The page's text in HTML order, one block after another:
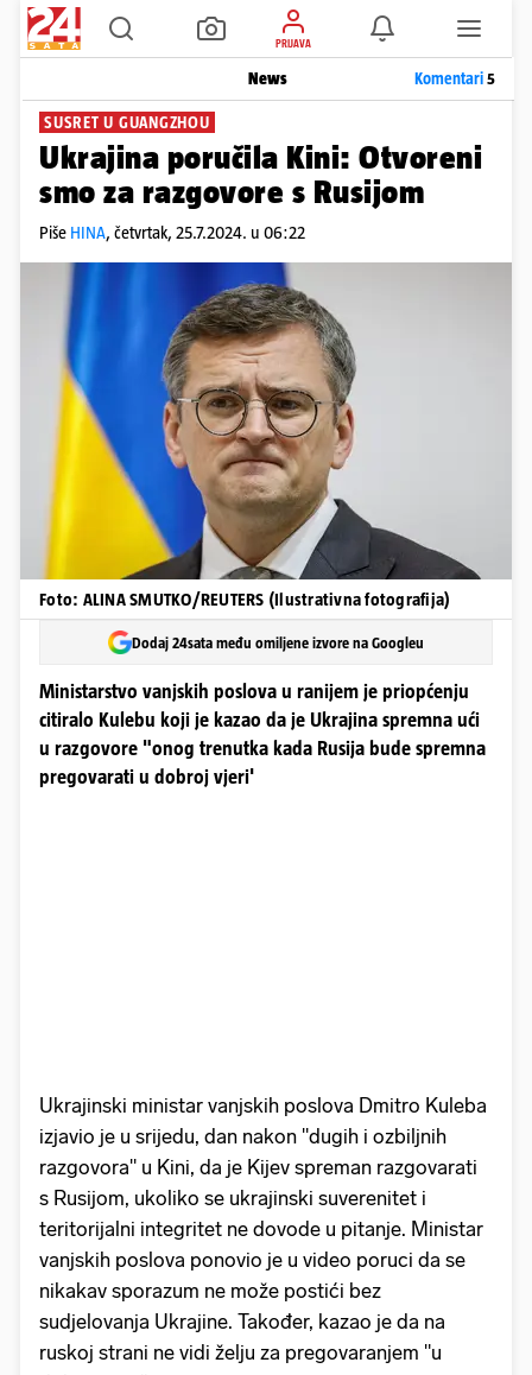
PRIJAVA
News Komentari5
SUSRET U GUANGZHOU
Ukrajina poručila Kini: Otvoreni
smo za razgovore s Rusijom
Piše HINA, četvrtak, 25.7.2024. u 06:22
Foto: ALINA SMUTKO/REUTERS (Ilustrativna fotografija)
Dodaj 24sata među omiljene izvore na Googleu
Ministarstvo vanjskih poslova u ranijem je priopćenju
citiralo Kulebu koji je kazao da je Ukrajina spremna ući
u razgovore "onog trenutka kada Rusija bude spremna
pregovarati u dobroj vjeri'
Ukrajinski ministar vanjskih poslova Dmitro Kuleba
izjavio je u srijedu, dan nakon "dugih i ozbiljnih
razgovora" u Kini, da je Kijev spreman razgovarati
s Rusijom, ukoliko se ukrajinski suverenitet i
teritorijalni integritet ne dovode u pitanje. Ministar
vanjskih poslova ponovio je u video poruci da se
nikakav sporazum ne može postići bez
sudjelovanja Ukrajine. Također, kazao je da na
ruskoj strani ne vidi želju za pregovaranjem "u